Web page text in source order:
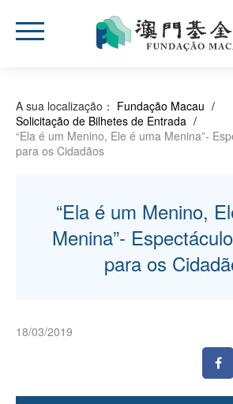
A sua localização： Fundação Macau /
Solicitação de Bilhetes de Entrada /
“Ela é um Menino, Ele é uma Menina”-
para os Cidadãos
“Ela é um Menino,
Menina”-
para os
18/03/2019